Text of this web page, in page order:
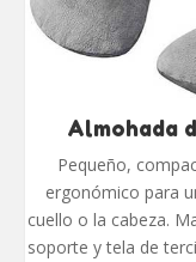
Almohada
Pequeño,
ergonómico para
cuello o la cabeza.
soporte y tela de